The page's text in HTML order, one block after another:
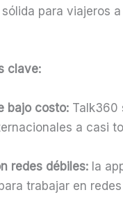
para viajeros
clave:
bajo costo: Talk360
a casi
redes débiles: la
trabajar en